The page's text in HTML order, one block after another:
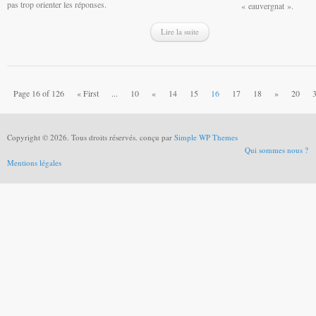
pas trop orienter les réponses.
Lire la suite
« eauvergnat ».
Page 16 of 126 « First ... 10 « 14 15 16 17 18 » 20
Copyright © 2026. Tous droits réservés. conçu par Simple WP Themes
Qui sommes nous ?
Mentions légales